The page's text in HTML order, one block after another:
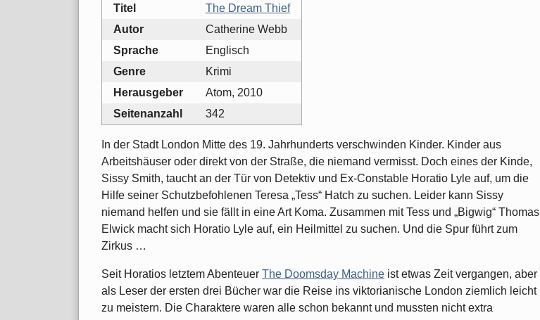
Titel
The Dream Thief
Autor
Catherine Webb
Sprache
Englisch
Genre
Krimi
Herausgeber
Atom, 2010
Seitenanzahl
342
In der Stadt London Mitte des 19. Jahrhunderts verschwinden Kinder. Kinder aus
Arbeitshäuser oder direkt von der Straße, die niemand vermisst. Doch eines der Kinde,
Sissy Smith, taucht an der Tür von Detektiv und Ex-Constable Horatio Lyle auf, um die
Hilfe seiner Schutzbefohlenen Teresa „Tess“ Hatch zu suchen. Leider kann Sissy
niemand helfen und sie fällt in eine Art Koma. Zusammen mit Tess und „Bigwig“ Thomas
Elwick macht sich Horatio Lyle auf, ein Heilmittel zu suchen. Und die Spur führt zum
Zirkus …
Seit Horatios letztem Abenteuer The Doomsday Machine ist etwas Zeit vergangen, aber
als Leser der ersten drei Bücher war die Reise ins viktorianische London ziemlich leicht
zu meistern. Die Charaktere waren alle schon bekannt und mussten nicht extra